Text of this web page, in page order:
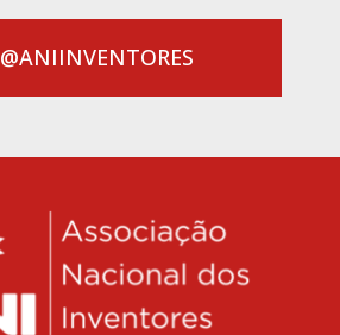
@ANIINVENTORES